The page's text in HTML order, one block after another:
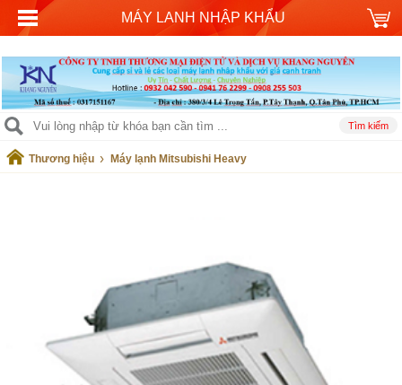
Thương hiệu › Máy lạnh Mitsubishi Heavy
MÁY LANH NHẬP KHẨU